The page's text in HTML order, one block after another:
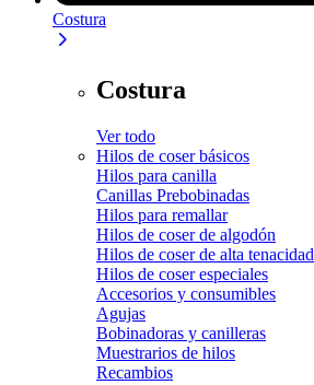
Costura
Costura
Ver todo
Hilos de coser básicos
Hilos para canilla
Canillas Prebobinadas
Hilos para remallar
Hilos de coser de algodón
Hilos de coser de alta tenacidad
Hilos de coser especiales
Accesorios y consumibles
Agujas
Bobinadoras y canilleras
Muestrarios de hilos
Recambios